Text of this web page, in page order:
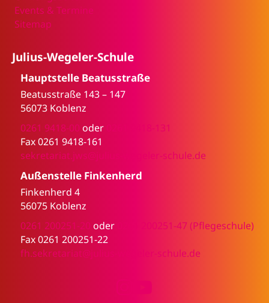
Events & Termine
Sitemap
Julius-Wegeler-Schule
Hauptstelle Beatusstraße
Beatusstraße 143 – 147
56073 Koblenz
0261 9418-00 oder
0261 9418-131
Fax 0261 9418-161
sekretariat.jws@julius-wegeler-schule.de
Außenstelle Finkenherd
Finkenherd 4
56075 Koblenz
0261 200251-20 oder
0261 200251-47 (Pflegeschule)
Fax 0261 200251-22
fh.sekretariat@julius-wegeler-schule.de